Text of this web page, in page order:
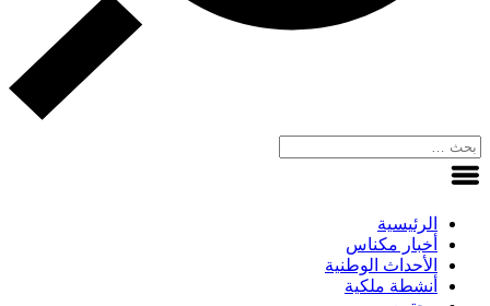
الرئيسية
أخبار مكناس
الأحداث الوطنية
أنشطة ملكية